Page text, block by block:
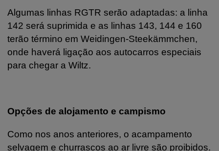
Algumas linhas RGTR serão adaptadas: a linha
142 será suprimida e as linhas 143, 144 e 160
terão término em Weidingen-Steekämmchen,
onde haverá ligação aos autocarros especiais
para chegar a Wiltz.
Opções de alojamento e campismo
Como nos anos anteriores, o acampamento
selvagem e churrascos ao ar livre são proibidos.